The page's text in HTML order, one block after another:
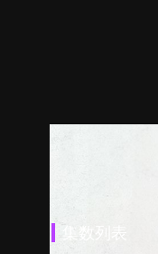
集数列表